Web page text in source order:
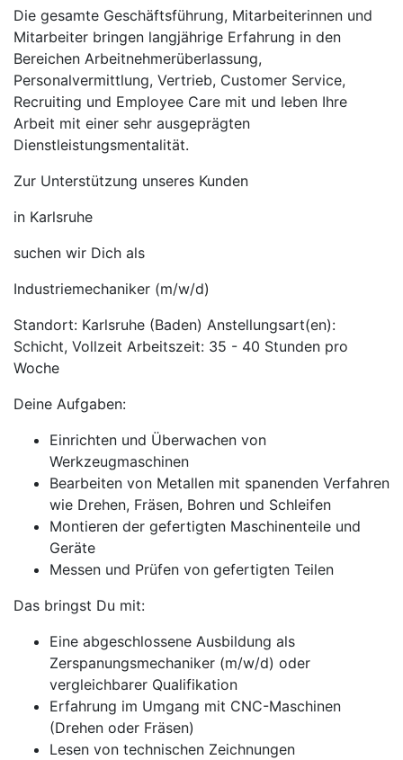
Die gesamte Geschäftsführung, Mitarbeiterinnen und
Mitarbeiter bringen langjährige Erfahrung in den
Bereichen Arbeitnehmerüberlassung,
Personalvermittlung, Vertrieb, Customer Service,
Recruiting und Employee Care mit und leben Ihre
Arbeit mit einer sehr ausgeprägten
Dienstleistungsmentalität.
Zur Unterstützung unseres Kunden
in Karlsruhe
suchen wir Dich als
Industriemechaniker (m/w/d)
Standort: Karlsruhe (Baden) Anstellungsart(en):
Schicht, Vollzeit Arbeitszeit: 35 - 40 Stunden pro
Woche
Deine Aufgaben:
Einrichten und Überwachen von
Werkzeugmaschinen
Bearbeiten von Metallen mit spanenden Verfahren
wie Drehen, Fräsen, Bohren und Schleifen
Montieren der gefertigten Maschinenteile und
Geräte
Messen und Prüfen von gefertigten Teilen
Das bringst Du mit:
Eine abgeschlossene Ausbildung als
Zerspanungsmechaniker (m/w/d) oder
vergleichbarer Qualifikation
Erfahrung im Umgang mit CNC-Maschinen
(Drehen oder Fräsen)
Lesen von technischen Zeichnungen